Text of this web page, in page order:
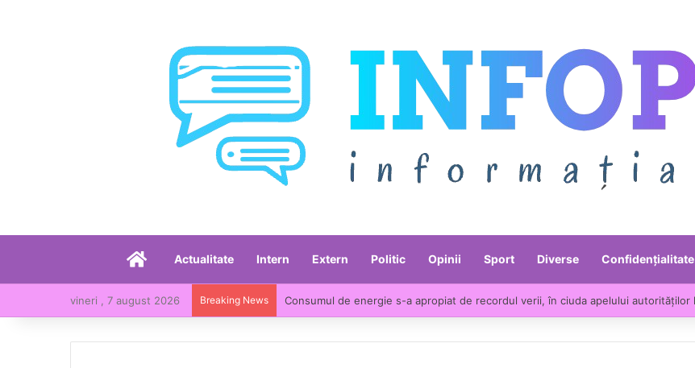
AcasăActualitate Intern Extern Politic Opinii Sport Diverse Confidențialitate
vineri , 7 august 2026 Breaking News